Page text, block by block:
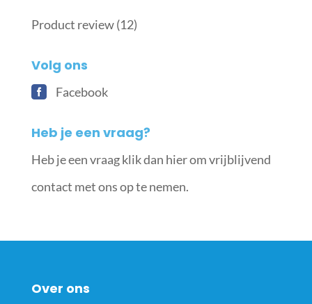
Product review(12)
Volg ons
Facebook
Heb je een vraag?
Heb je een vraag klik dan hier om vrijblijvend
contact met ons op te nemen.
Over ons